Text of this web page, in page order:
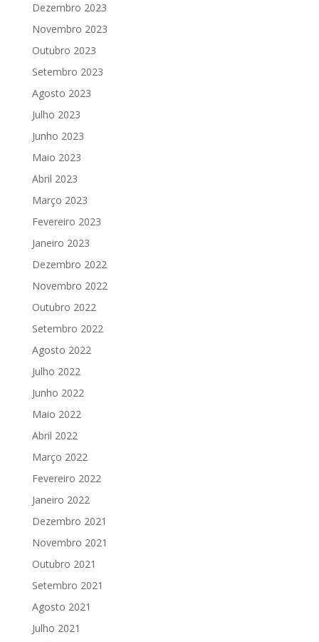
Dezembro 2023
Novembro 2023
Outubro 2023
Setembro 2023
Agosto 2023
Julho 2023
Junho 2023
Maio 2023
Abril 2023
Março 2023
Fevereiro 2023
Janeiro 2023
Dezembro 2022
Novembro 2022
Outubro 2022
Setembro 2022
Agosto 2022
Julho 2022
Junho 2022
Maio 2022
Abril 2022
Março 2022
Fevereiro 2022
Janeiro 2022
Dezembro 2021
Novembro 2021
Outubro 2021
Setembro 2021
Agosto 2021
Julho 2021